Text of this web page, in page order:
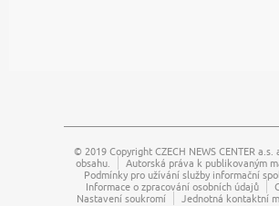
© 2019 Copyright CZECH NEWS CENTER a.s.
obsahu.
Autorská práva k publikovaným
Podmínky pro užívání služby informační
Informace o zpracování osobních údajů
Nastavení soukromí
Jednotná kontaktní